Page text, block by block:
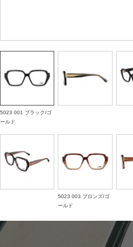
5023 001 ブラック/ゴ
ールド
5023 003 ブロンズ/ゴ
ールド